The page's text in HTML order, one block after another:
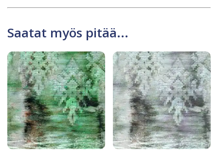
Saatat myös pitää...